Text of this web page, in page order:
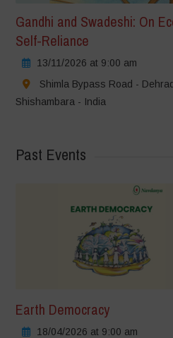
Gandhi and Swadeshi: On
Self-Reliance
13/11/2026 at 9:00 am
Shimla Bypass Road -
Shishambara - India
Past Events
Earth Democracy
18/04/2026 at 9:00 am